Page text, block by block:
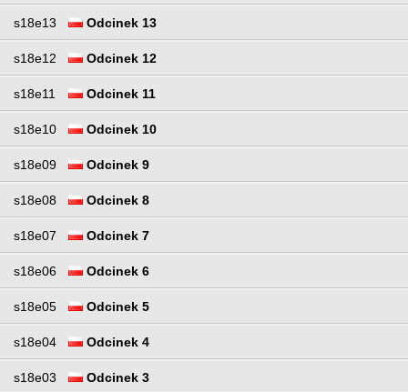
s18e13 Odcinek 13
s18e12 Odcinek 12
s18e11 Odcinek 11
s18e10 Odcinek 10
s18e09 Odcinek 9
s18e08 Odcinek 8
s18e07 Odcinek 7
s18e06 Odcinek 6
s18e05 Odcinek 5
s18e04 Odcinek 4
s18e03 Odcinek 3